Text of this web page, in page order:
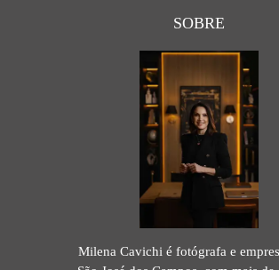
SOBRE
Milena Cavichi é fotógrafa e